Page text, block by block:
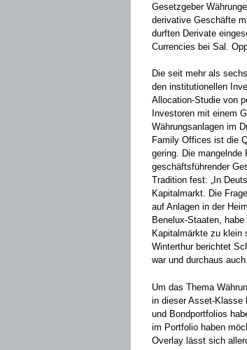
Gesetzgeber
derivative Geschäfte
durften Derivate
Currencies bei Sal.
Die seit mehr als
den institutionellen
Allocation-Studie von
Investoren mit einem
Währungsanlagen im
Family Offices ist die
gering. Die
geschäftsführender
Tradition fest: „In
Kapitalmarkt. Die
auf Anlagen in der
Benelux-Staaten,
Kapitalmärkte zu klein
Winterthur berichtet
war und durchaus
Um das Thema
in dieser Asset-Klasse
und Bondportfolios
im Portfolio haben
Overlay lässt sich